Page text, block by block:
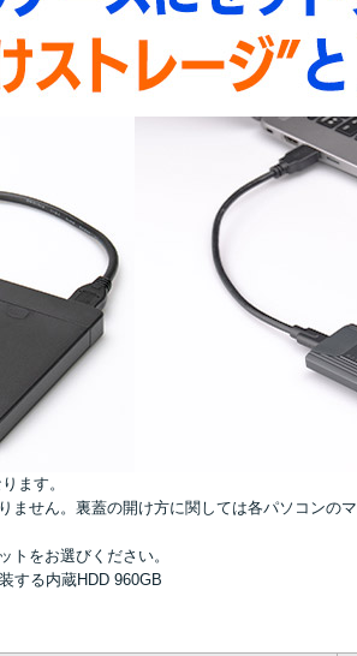
ます。
せん。裏蓋の開け方に関しては各パソコンの
をお選びください。
する内蔵HDD 960GB